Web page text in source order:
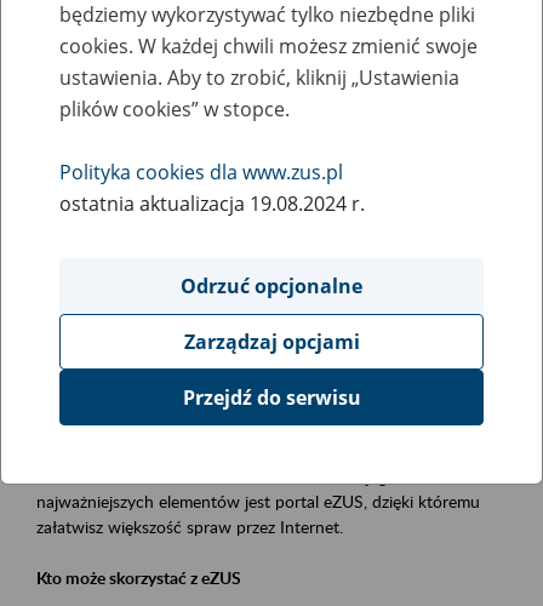
Zaproś ZUS do siebie - zakładanie profili
eZUS w siedzibie Twojej firmy
Rodzaj wydarzenia
Szkolenia
Obszar merytoryczny
obsługa klientów
Opis wydarzenia
Platforma Usług Elektronicznych eZUS
najważniejszych elementów jest portal eZUS, dzięki któremu
załatwisz większość spraw przez Internet.
Kto może skorzystać z eZUS
będziemy wykorzystywać tylko niezbędne pliki
cookies. W każdej chwili możesz zmienić swoje
ustawienia. Aby to zrobić, kliknij „Ustawienia
plików cookies” w stopce.
Polityka cookies dla www.zus.pl
ostatnia aktualizacja 19.08.2024 r.
Odrzuć opcjonalne
Zarządzaj opcjami
Przejdź do serwisu